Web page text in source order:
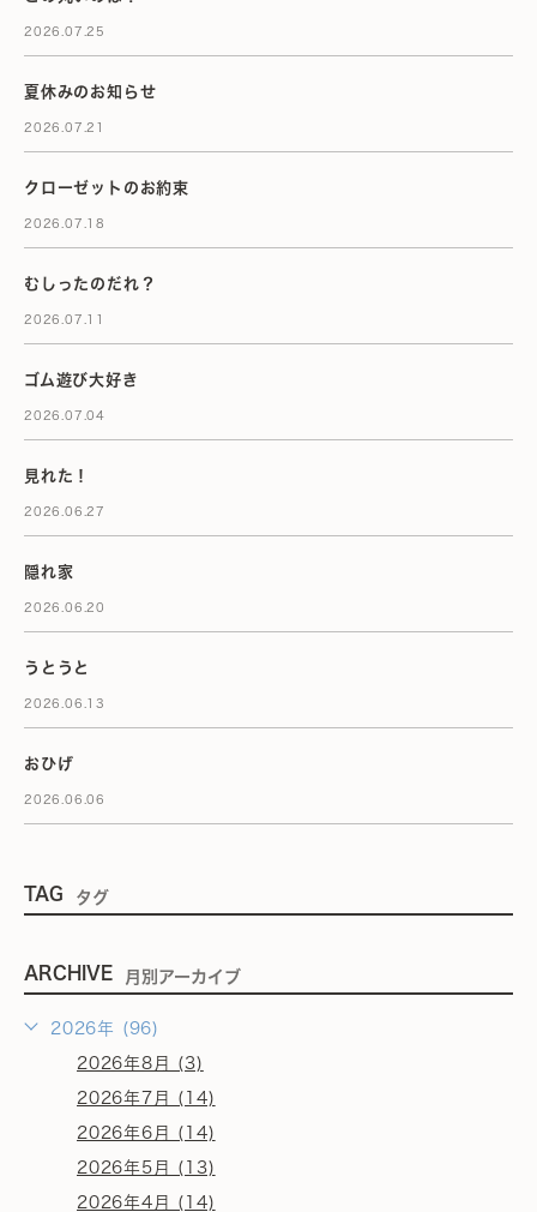
2026.07.25
夏休みのお知らせ
2026.07.21
クローゼットのお約束
2026.07.18
むしったのだれ？
2026.07.11
ゴム遊び大好き
2026.07.04
見れた！
2026.06.27
隠れ家
2026.06.20
うとうと
2026.06.13
おひげ
2026.06.06
TAG タグ
ARCHIVE 月別アーカイブ
2026年 (96)
2026年8月 (3)
2026年7月 (14)
2026年6月 (14)
2026年5月 (13)
2026年4月 (14)